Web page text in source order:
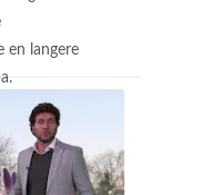
en langere